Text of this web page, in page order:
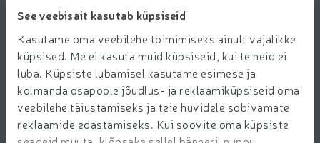
See veebisait kasutab küpsiseid
Kasutame oma veebilehe toimimiseks ainult vajalikke
küpsised. Me ei kasuta muid küpsiseid, kui te neid ei
luba. Küpsiste lubamisel kasutame esimese ja
kolmanda osapoole jõudlus- ja reklaamiküpsiseid oma
veebilehe täiustamiseks ja teie huvidele sobivamate
reklaamide edastamiseks. Kui soovite oma küpsiste